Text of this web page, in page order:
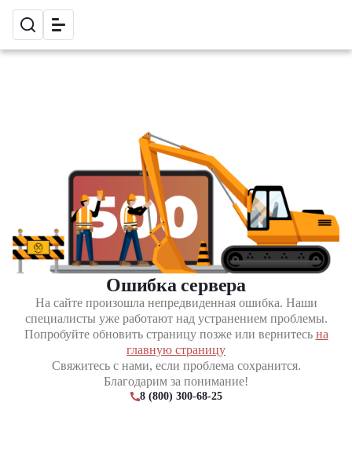
Ошибка сервера
На сайте произошла непредвиденная ошибка. Наши
специалисты уже работают над устранением проблемы.
Попробуйте обновить страницу позже или вернитесь на
главную страницу
Свяжитесь с нами, если проблема сохранится.
Благодарим за понимание!
8 (800) 300-68-25